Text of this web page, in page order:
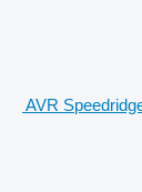
AVR